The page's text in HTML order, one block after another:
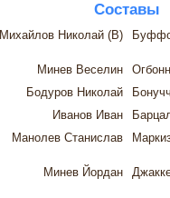
Составы
Михайлов Николай (В)
Минев Веселин
Бодуров Николай
Иванов Иван
Манолев Станислав
Минев Йордан